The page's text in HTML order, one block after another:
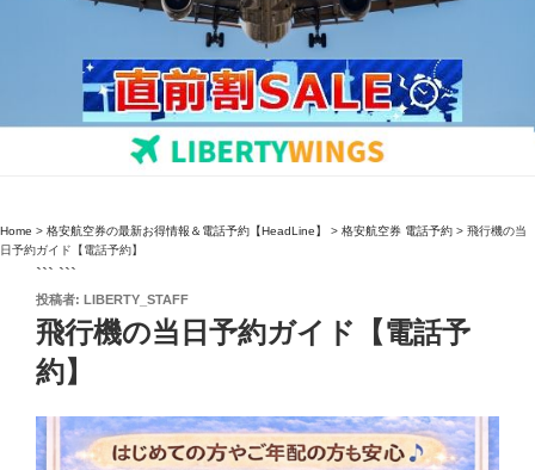
Home > 格安航空券の最新お得情報＆電話予約【HeadLine】 > 格安航空券 電話予約 > 飛行機の当
日予約ガイド【電話予約】
``` ```
投
稿
日:
投稿者: LIBERTY_STAFF
飛行機の当日予約ガイド【電話予
約】